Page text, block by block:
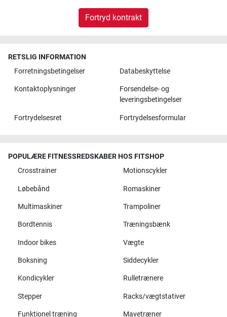
Fortryd kontrakt
RETSLIG INFORMATION
Forretningsbetingelser
Databeskyttelse
Kontaktoplysninger
Forsendelse- og
leveringsbetingelser
Fortrydelsesret Fortrydelsesformular
POPULÆRE FITNESSREDSKABER HOS FITSHOP
Crosstrainer
Motionscykler
Løbebånd Romaskiner
Multimaskiner Trampoliner
Bordtennis Træningsbænk
Indoor bikes Vægte
Boksning Siddecykler
Kondicykler Rulletrænere
Stepper Racks/vægtstativer
Funktionel træning Mavetræner